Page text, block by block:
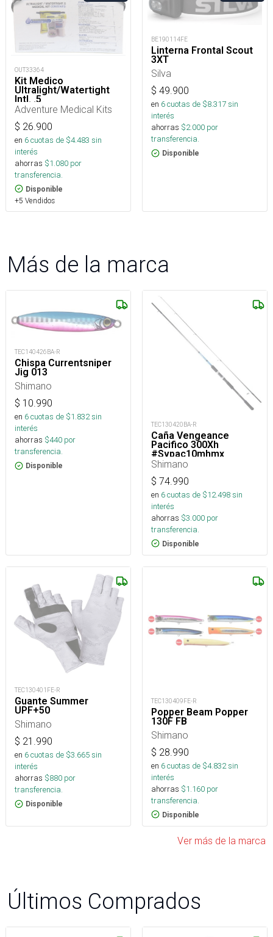
OUT33364
Kit Medico
Ultralight/Watertight
Intl. .5
Adventure Medical Kits
$ 26.900
en 6cuotas de $4.483 sin
interés
ahorras $1.080 por
transferencia.
Disponible
+5 Vendidos
BE190114FE
Linterna Frontal Scout
3XT
Silva
$ 49.900
en 6cuotas de $8.317sin
interés
ahorras $2.000 por
transferencia.
Disponible
Más de la marca
TEC140426BA-R
Chispa Currentsniper
Jig 013
Shimano
$ 10.990
en 6cuotas de $1.832sin
interés
ahorras $440 por
transferencia.
Disponible
TEC130420BA-R
Caña Vengeance
Pacifico 300Xh
#Svpac10mhmx_
Shimano
$ 74.990
en 6cuotas de $12.498sin
interés
ahorras $3.000 por
transferencia.
Disponible
TEC130401FE-R
Guante Summer
UPF+50
Shimano
$ 21.990
en 6cuotas de $3.665sin
interés
ahorras $880 por
transferencia.
Disponible
TEC130409FE-R
Popper Beam Popper
130F FB
Shimano
$ 28.990
en 6cuotas de $4.832sin
interés
ahorras $1.160 por
transferencia.
Disponible
Ver más de la marca
Últimos Comprados